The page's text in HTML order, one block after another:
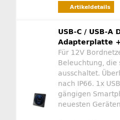
Artikeldetails
USB-C / USB-
Adapterplatte
Für 12V
Beleuchtung, die
ausschaltet.
nach IP66. 1x
gängigen
neuesten